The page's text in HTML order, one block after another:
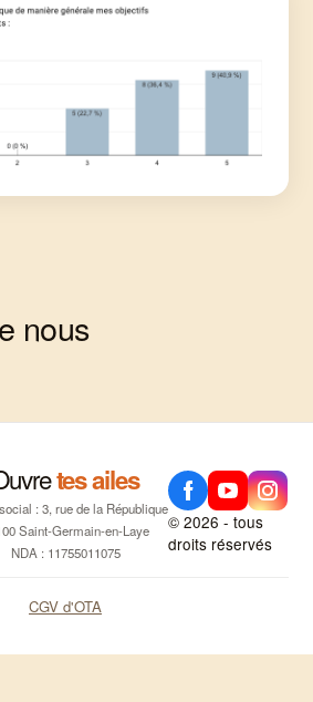
nous
tes ailes
: 3, rue de la République
Saint-Germain-en-Laye
NDA : 11755011075
© 2026 - tous
droits réservés
CGV d'OTA